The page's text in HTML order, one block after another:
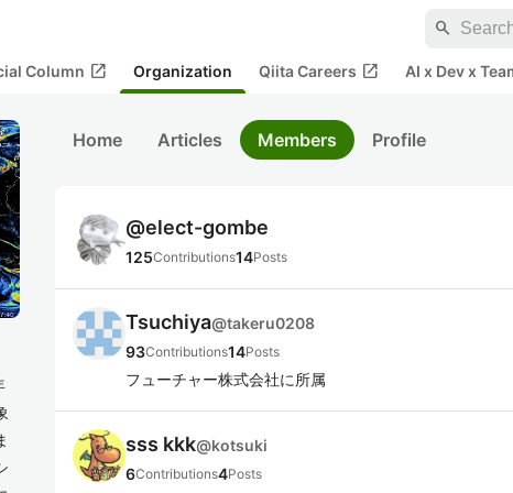
search
Column open_in_new Organization Qiita Careers open_in_new AI x Dev x
Home Articles Members Profile
@elect-gombe
125Contributions14Posts
Tsuchiya@takeru0208
93Contributions14Posts
フューチャー株式会社に所属
sss kkk@kotsuki
6Contributions4Posts